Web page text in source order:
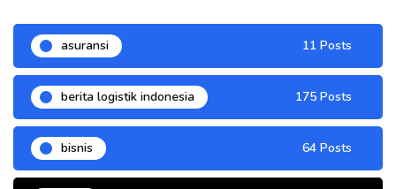
asuransi 11 Posts
berita logistik indonesia 175 Posts
bisnis 64 Posts